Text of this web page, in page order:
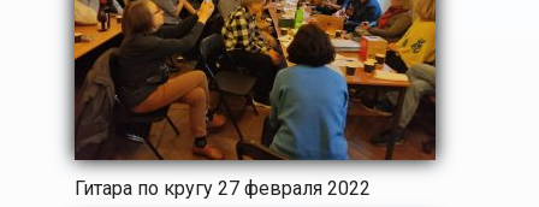
Гитара по кругу 27 февраля 2022